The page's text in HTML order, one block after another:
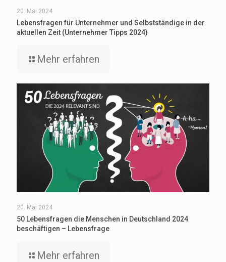
20. Mai 2024
Lebensfragen für Unternehmer und Selbstständige in der
aktuellen Zeit (Unternehmer Tipps 2024)
Mehr erfahren
20. Mai 2024
50 Lebensfragen die Menschen in Deutschland 2024
beschäftigen – Lebensfrage
Mehr erfahren